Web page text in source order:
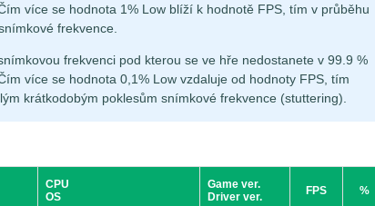
více se hodnota 1% Low blíží k hodnotě FPS, tím v průběhu
frekvence.
frekvenci pod kterou se ve hře nedostanete v 99.9 %
více se hodnota 0,1% Low vzdaluje od hodnoty FPS, tím
krátkodobým poklesům snímkové frekvence (stuttering).
CPU
OS
Game ver.
Driver ver.
FPS %